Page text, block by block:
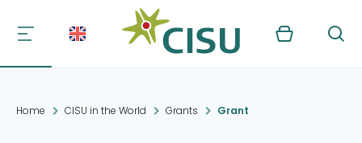
Kurv Søg
Home CISU in the World Grants Grant